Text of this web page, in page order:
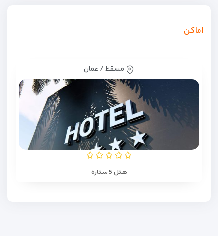
اماکن
مسقط / عمان
هتل 5 ستاره